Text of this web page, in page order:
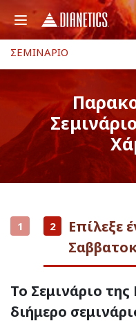
ΣΕΜΙΝΑΡΙΟ
1 2
Επίλεξε
Το Σεμινάριο
διήμερο